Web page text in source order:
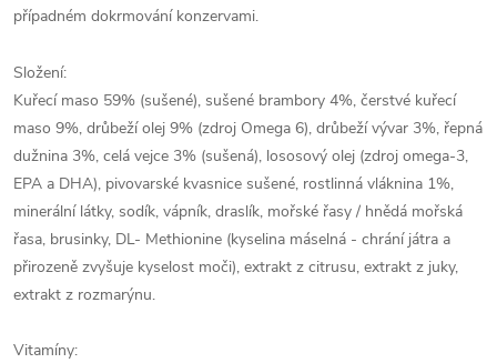
případném dokrmování konzervami.
Složení:
Kuřecí maso 59% (sušené), sušené brambory 4%, čerstvé kuřecí
maso 9%, drůbeží olej 9% (zdroj Omega 6), drůbeží vývar 3%, řepná
dužnina 3%, celá vejce 3% (sušená), lososový olej (zdroj omega-3,
EPA a DHA), pivovarské kvasnice sušené, rostlinná vláknina 1%,
minerální látky, sodík, vápník, draslík, mořské řasy / hnědá mořská
řasa, brusinky, DL- Methionine (kyselina máselná - chrání játra a
přirozeně zvyšuje kyselost moči), extrakt z citrusu, extrakt z juky,
extrakt z rozmarýnu.
Vitamíny: